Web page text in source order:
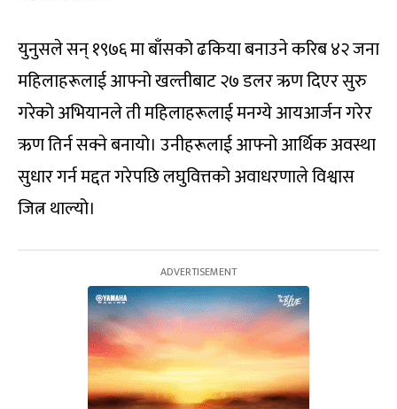
युनुसले सन् १९७६ मा बाँसको ढकिया बनाउने करिब ४२ जना
महिलाहरूलाई आफ्नो खल्तीबाट २७ डलर ऋण दिएर सुरु
गरेको अभियानले ती महिलाहरूलाई मनग्ये आयआर्जन गरेर
ऋण तिर्न सक्ने बनायो। उनीहरूलाई आफ्नो आर्थिक अवस्था
सुधार गर्न मद्दत गरेपछि लघुवित्तको अवाधरणाले विश्वास
जित्न थाल्यो।